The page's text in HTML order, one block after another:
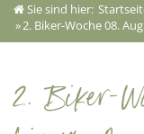
Sie sind hier:
»2. Biker-Woche 08.
2. Biker-